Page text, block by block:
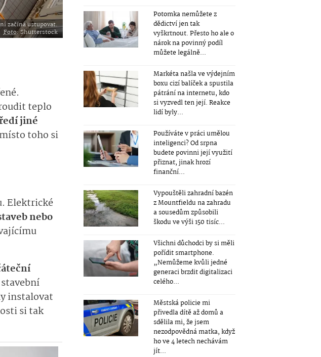
začíná ustupovat.
Foto: Shutterstock
teplo
jiné
toho si
Elektrické
nebo
instalovat
si tak
Potomka nemůžete z
dědictví jen tak
vyškrtnout. Přesto ho ale o
nárok na povinný podíl
můžete legálně...
Markéta našla ve výdejním
boxu cizí balíček a spustila
pátrání na internetu, kdo
si vyzvedl ten její. Reakce
lidí byly...
Používáte v práci umělou
inteligenci? Od srpna
budete povinni její využití
přiznat, jinak hrozí
finanční...
Vypouštěli zahradní bazén
z Mountfieldu na zahradu
a sousedům způsobili
škodu ve výši 150 tisíc...
Všichni důchodci by si měli
pořídit smartphone.
„Nemůžeme kvůli jedné
generaci brzdit digitalizaci
celého...
Městská policie mi
přivedla dítě až domů a
sdělila mi, že jsem
nezodpovědná matka, když
ho ve 4 letech nechávám
jít...